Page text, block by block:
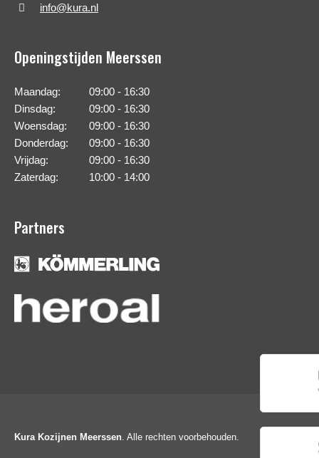
info@kura.nl
Openingstijden Meerssen
Maandag:
09:00 - 16:30
Dinsdag:
09:00 - 16:30
Woensdag:
09:00 - 16:30
Donderdag:
09:00 - 16:30
Vrijdag:
09:00 - 16:30
Zaterdag:
10:00 - 14:00
Partners
Kura Kozijnen Meerssen. Alle rechten voorbehouden.